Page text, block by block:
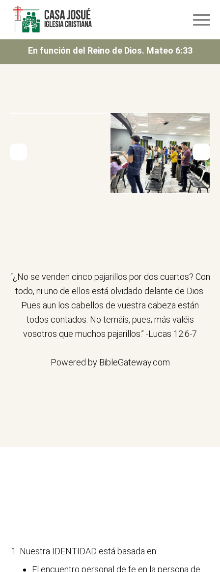
En función del Reino de Dios. Mateo 6:33
“¿No se venden cinco pajarillos por dos cuartos? Con
todo, ni uno de ellos está olvidado delante de Dios.
Pues aun los cabellos de vuestra cabeza están
todos contados. No temáis, pues; más valéis
vosotros que muchos pajarillos.” -Lucas 12:6-7
Powered by BibleGateway.com
Nuestra IDENTIDAD está basada en:
El encuentro personal de fe en la persona de